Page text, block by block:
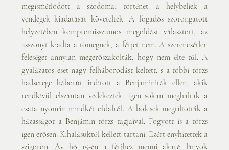
megismétlődött a szodomai történet: a helybeliek a
vendégek kiadatását követelték. A fogadós szorongatott
helyzetében kompromisszumos megoldást választott, az
asszonyt kiadta a tömegnek, a férjet nem. A szerencsétlen
feleséget annyian megerőszakolták, hogy nem élte túl. A
gyalázatos eset nagy felháborodást keltett, s a többi törzs
hadserege háborút indított a Benjaminiták ellen, akik
rendkívül elszántan védekeztek. Igen sokan meghaltak a
csata nyomán mindkét oldalról. A bölcsek megtiltották a
házasságot a Benjámin törzs tagjaival. Fogyott is a törzs
igen erősen. Kihalásuktól kellett tartani. Ezért enyhítettek a
szigoron. Áv hó 15-én a férjhez menni akaró lányok